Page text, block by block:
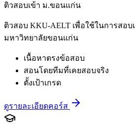
ติวสอบเข้า ม.ขอนแก่น
ติวสอบ KKU-AELT เพื่อใช้ในการสอ
มหาวิทยาลัยขอนแก่น
เนื้อหาตรงข้อสอบ
สอนโดยทีมที่เคยสอบจริง
ตั้งเป้าเกรด
ดูรายละเอียดคอร์ส